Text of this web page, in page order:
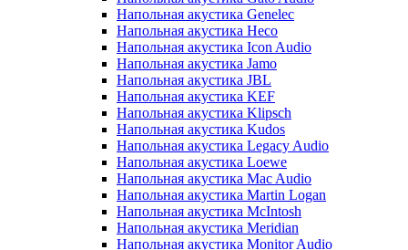
Напольная акустика Genelec
Напольная акустика Heco
Напольная акустика Icon Audio
Напольная акустика Jamo
Напольная акустика JBL
Напольная акустика KEF
Напольная акустика Klipsch
Напольная акустика Kudos
Напольная акустика Legacy Audio
Напольная акустика Loewe
Напольная акустика Mac Audio
Напольная акустика Martin Logan
Напольная акустика McIntosh
Напольная акустика Meridian
Напольная акустика Monitor Audio